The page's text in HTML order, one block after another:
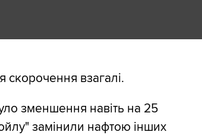
скорочення взагалі.
зменшення навіть на 25
замінили нафтою інших